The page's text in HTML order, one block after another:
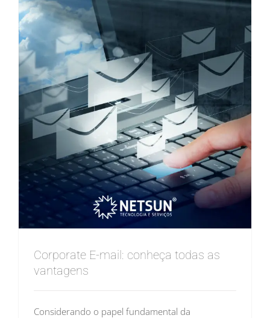
Corporate E-mail: conheça todas as
vantagens
Considerando o papel fundamental da